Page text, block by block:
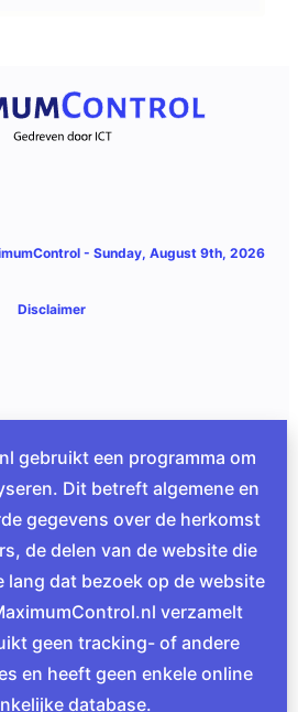
- Sunday, August 9th, 2026
Disclaimer
gebruikt een programma om
Dit betreft algemene en
gegevens over de herkomst
de delen van de website die
lang dat bezoek op de website
verzamelt
geen tracking- of andere
en heeft geen enkele online
database.